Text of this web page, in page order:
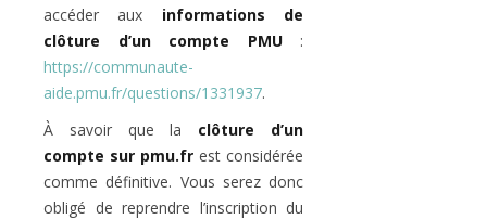
accéder aux informations de
clôture d’un compte PMU:
https://communaute-
aide.pmu.fr/questions/1331937.
À savoir que la clôture d’un
compte sur pmu.fr est considérée
comme définitive. Vous serez donc
obligé de reprendre l’inscription du